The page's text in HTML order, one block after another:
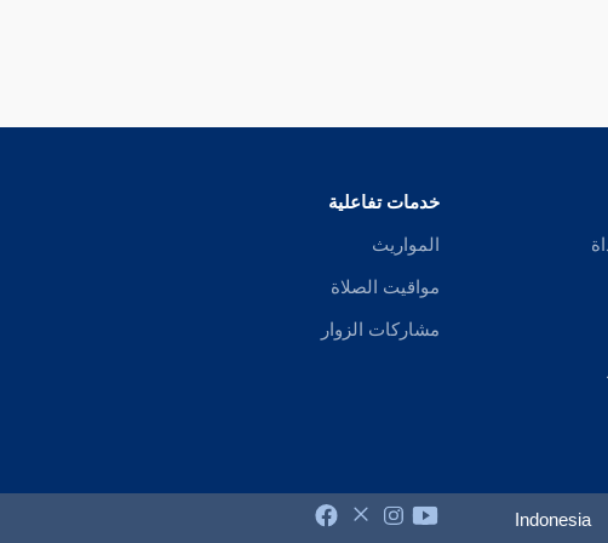
خدمات تفاعلية
المواريث
مواقيت الصلاة
مشاركات الزوار
Indonesia